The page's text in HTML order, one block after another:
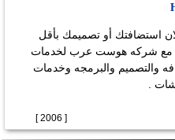
استضافتك أو تصميمك بأقل
مع شركه هوست عرب لخدمات
والتصميم والبرمجه وخدمات
.
[ 2006 ]